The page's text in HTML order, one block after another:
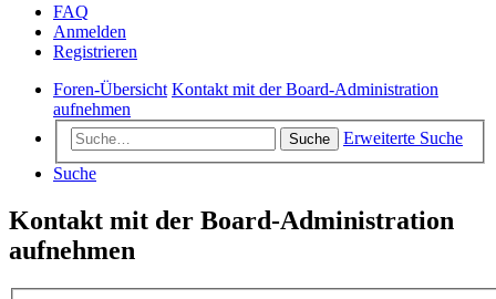
FAQ
Anmelden
Registrieren
Foren-Übersicht Kontakt mit der Board-Administration
aufnehmen
Suche
Erweiterte Suche
Suche
Kontakt mit der Board-Administration
aufnehmen